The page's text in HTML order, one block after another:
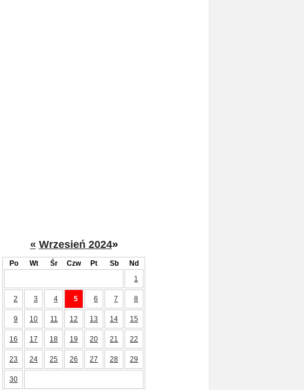
« Wrzesień 2024»
Po Wt Śr Czw Pt Sb
Nd
1
2 3 4 5 6 7 8
9 10 11 12 13 14 15
16 17 18 19 20 21 22
23 24 25 26 27 28 29
30